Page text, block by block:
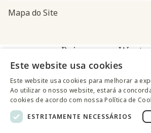
Mapa do Site
Baixe o app
Este website usa cookies
Este website usa cookies para melhorar a
Ao utilizar o nosso website, estará a
cookies de acordo com nossa Política de
ESTRITAMENTE NECESSÁRIOS